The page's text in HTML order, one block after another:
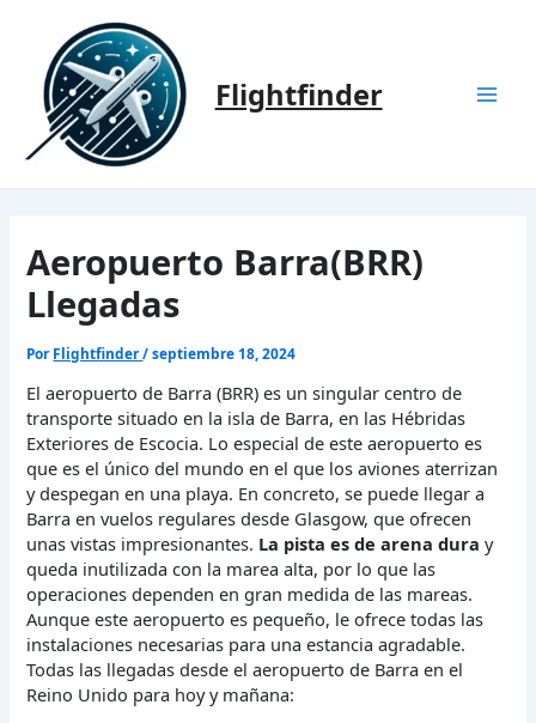
contenido
Flightfinder
Aeropuerto Barra(BRR)
Llegadas
Por Flightfinder/septiembre 18, 2024
El aeropuerto de Barra (BRR) es un singular centro de
transporte situado en la isla de Barra, en las Hébridas
Exteriores de Escocia. Lo especial de este aeropuerto es
que es el único del mundo en el que los aviones aterrizan
y despegan en una playa. En concreto, se puede llegar a
Barra en vuelos regulares desde Glasgow, que ofrecen
unas vistas impresionantes. La pista es de arena dura y
queda inutilizada con la marea alta, por lo que las
operaciones dependen en gran medida de las mareas.
Aunque este aeropuerto es pequeño, le ofrece todas las
instalaciones necesarias para una estancia agradable.
Todas las llegadas desde el aeropuerto de Barra en el
Reino Unido para hoy y mañana: